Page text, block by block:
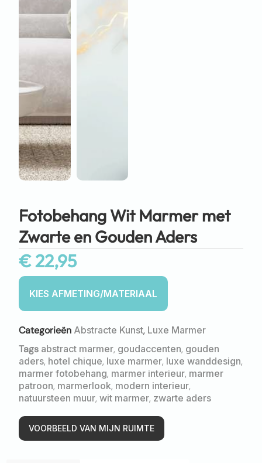
Fotobehang Wit Marmer met
Zwarte en Gouden Aders
€22,95
Categorieën Abstracte Kunst, Luxe Marmer
Tags abstract marmer, goudaccenten, gouden
aders, hotel chique, luxe marmer, luxe wanddesign,
marmer fotobehang, marmer interieur, marmer
patroon, marmerlook, modern interieur,
natuursteen muur, wit marmer, zwarte aders
VOORBEELD VAN MIJN RUIMTE